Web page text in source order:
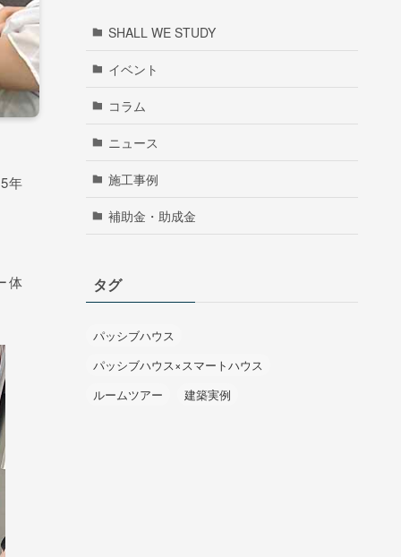
年
体
SHALL WE STUDY
イベント
コラム
ニュース
施工事例
補助金・助成金
タグ
パッシブハウス
パッシブハウス×スマートハウス
ルームツアー
建築実例